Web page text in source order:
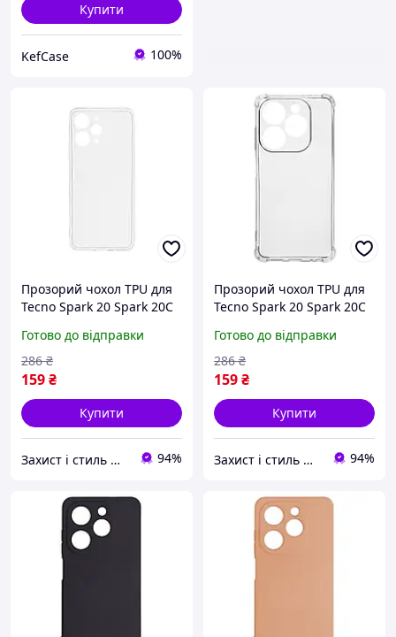
Купити
KefCase 100%
Прозорий чохол TPU для
Tecno Spark 20 Spark 20C
камери легкий 165 мм
Готово до відправки
159₴
286 ₴
Купити
Захист і стиль — в одному магазині 94%
Прозорий чохол TPU для
Tecno Spark 20 Spark 20C
камери легкий прозорий
Готово до відправки
159₴
286 ₴
Купити
Захист і стиль — в одному магазині 94%